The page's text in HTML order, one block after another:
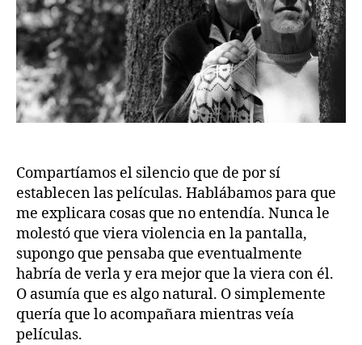
Compartíamos el silencio que de por sí
establecen las películas. Hablábamos para que
me explicara cosas que no entendía. Nunca le
molestó que viera violencia en la pantalla,
supongo que pensaba que eventualmente
habría de verla y era mejor que la viera con él.
O asumía que es algo natural. O simplemente
quería que lo acompañara mientras veía
películas.